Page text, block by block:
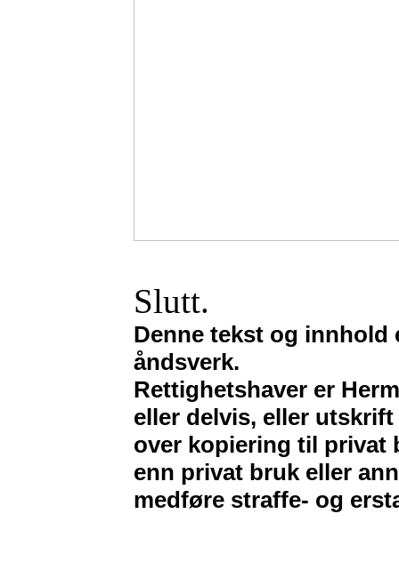
Slutt.
Denne tekst og
åndsverk.
Rettighetshaver er
eller delvis, eller
over kopiering til privat
enn privat bruk eller
medføre straffe- og